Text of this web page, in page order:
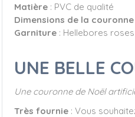
Matière : PVC de qualité
Dimensions de la couronne
Garniture : Hellebores
UNE BELLE
Une couronne de Noël
Très fournie : Vous